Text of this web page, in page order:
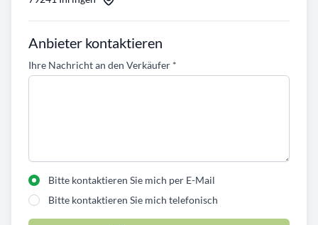
Anbieter kontaktieren
Ihre Nachricht an den Verkäufer *
Bitte kontaktieren Sie mich per E-Mail
Bitte kontaktieren Sie mich telefonisch